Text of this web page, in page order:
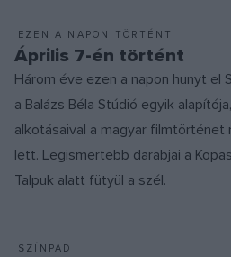
EZEN A NAPON TÖRTÉNT
Április 7-én történt
Három éve ezen a napon hunyt el
a Balázs Béla Stúdió egyik
alkotásaival a magyar filmtörténet
lett. Legismertebb darabjai a
Talpuk alatt fütyül a szél.
SZÍNPAD